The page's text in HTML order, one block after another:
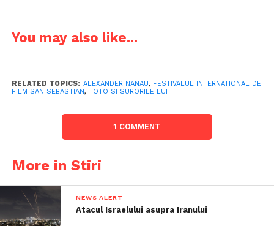
You may also like...
RELATED TOPICS: ALEXANDER NANAU, FESTIVALUL INTERNATIONAL DE
FILM SAN SEBASTIAN, TOTO SI SURORILE LUI
1 COMMENT
More in Stiri
NEWS ALERT
Atacul Israelului asupra Iranului